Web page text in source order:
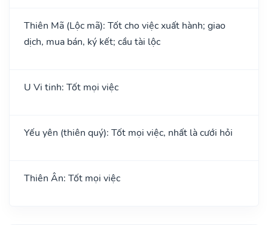
Thiên Mã (Lộc mã): Tốt cho việc xuất hành; giao
dịch, mua bán, ký kết; cầu tài lộc
U Vi tinh: Tốt mọi việc
Yếu yên (thiên quý): Tốt mọi việc, nhất là cưới hỏi
Thiên Ân: Tốt mọi việc